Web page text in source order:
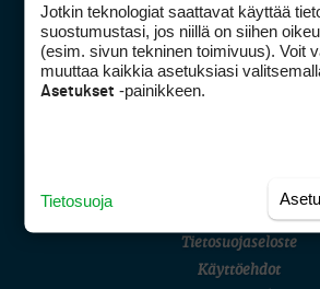
Golfpisteen
DSA avoimuusraportti
Asiakaspalvelu
(digi)
Tietosuojaseloste
Käyttöehdot
Jotkin teknologiat saattavat käyttää
suostumustasi, jos niillä on siihen
(esim. sivun tekninen toimivuus). Voit
muuttaa kaikkia asetuksiasi
Asetukset -painikkeen.
Tietosuoja